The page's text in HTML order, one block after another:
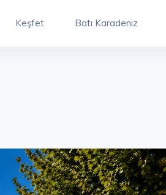
Keşfet Batı Karadeniz